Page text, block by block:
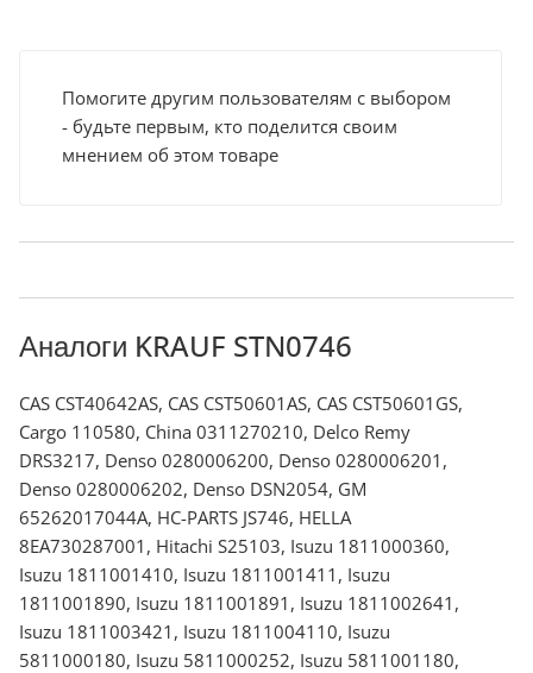
Помогите другим пользователям с выбором
- будьте первым, кто поделится своим
мнением об этом товаре
Аналоги KRAUF STN0746
CAS CST40642AS, CAS CST50601AS, CAS CST50601GS,
Cargo 110580, China 0311270210, Delco Remy
DRS3217, Denso 0280006200, Denso 0280006201,
Denso 0280006202, Denso DSN2054, GM
65262017044A, HC-PARTS JS746, HELLA
8EA730287001, Hitachi S25103, Isuzu 1811000360,
Isuzu 1811001410, Isuzu 1811001411, Isuzu
1811001890, Isuzu 1811001891, Isuzu 1811002641,
Isuzu 1811003421, Isuzu 1811004110, Isuzu
5811000180, Isuzu 5811000252, Isuzu 5811001180,